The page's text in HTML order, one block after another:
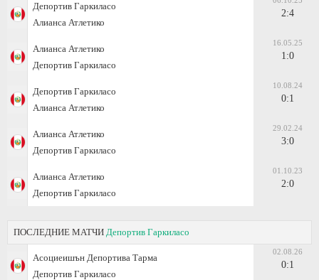
Депортив Гаркиласо
Алианса Атлетико
2:4
Алианса Атлетико
Депортив Гаркиласо
16.05.25
1:0
Депортив Гаркиласо
Алианса Атлетико
10.08.24
0:1
Алианса Атлетико
Депортив Гаркиласо
29.02.24
3:0
Алианса Атлетико
Депортив Гаркиласо
01.10.23
2:0
ПОСЛЕДНИЕ МАТЧИ Депортив Гаркиласо
Асоциеишън Депортива Тарма
Депортив Гаркиласо
02.08.26
0:1